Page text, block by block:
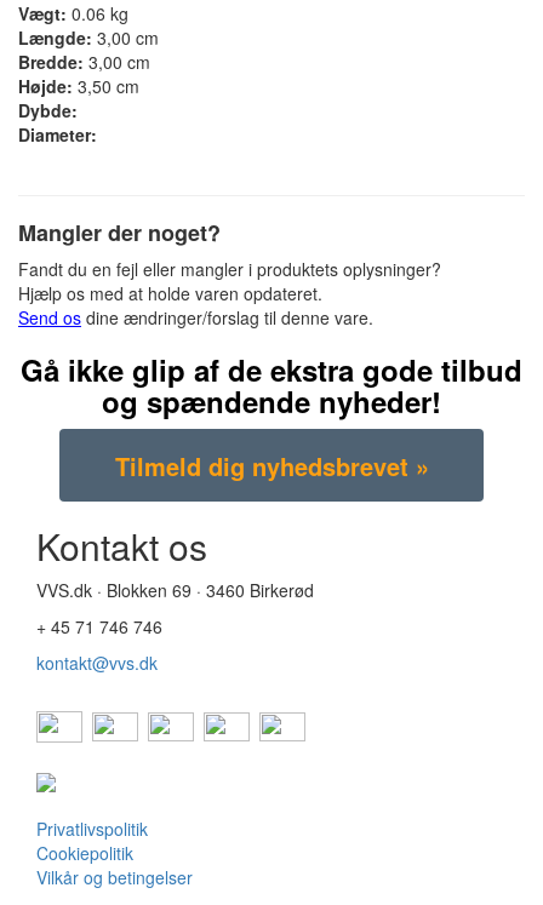
Vægt: 0.06 kg
Længde: 3,00 cm
Bredde: 3,00 cm
Højde: 3,50 cm
Dybde:
Diameter:
Mangler der noget?
Fandt du en fejl eller mangler i produktets oplysninger?
Hjælp os med at holde varen opdateret.
Send os dine ændringer/forslag til denne vare.
Gå ikke glip af de ekstra gode tilbud
og spændende nyheder!
Kontakt os
VVS.dk · Blokken 69 · 3460 Birkerød
+ 45 71 746 746
kontakt@vvs.dk
Privatlivspolitik
Cookiepolitik
Vilkår og betingelser